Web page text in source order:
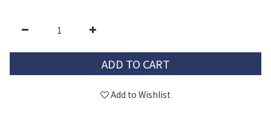
ADD TO CART
Add to Wishlist